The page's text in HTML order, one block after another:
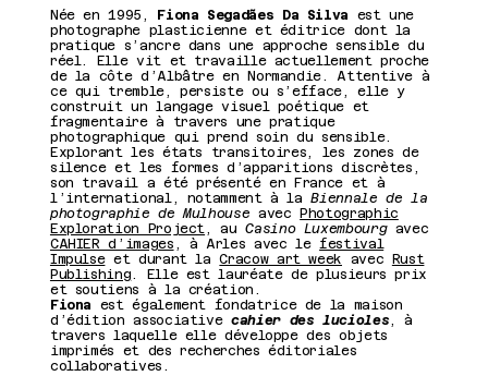
Présentatio
n de
l'artiste
Née en 1995, Fiona Segadães Da Silva est une
photographe plasticienne et éditrice dont la
pratique s’ancre dans une approche sensible du
réel. Elle vit et travaille actuellement proche
de la côte d’Albâtre en Normandie. Attentive à
ce qui tremble, persiste ou s’efface, elle y
construit un langage visuel poétique et
fragmentaire à travers une pratique
photographique qui prend soin du sensible.
Explorant les états transitoires, les zones de
silence et les formes d’apparitions discrètes,
son travail a été présenté en France et à
l’international, notamment à laBiennale de la
photographie de Mulhouse avec
Photographic
Exploration Project, auCasino Luxembourgavec
CAHIER d’images , à Arles avec lefestival
Impulseet durant laCracow art week avec
Rust
Publishing. Elle est lauréate de plusieurs prix
et soutiens à la création.
Fiona est également fondatrice de la maison
d’édition associativecahier des lucioles, à
travers laquelle elle développe des objets
imprimés et des recherches éditoriales
collaboratives.